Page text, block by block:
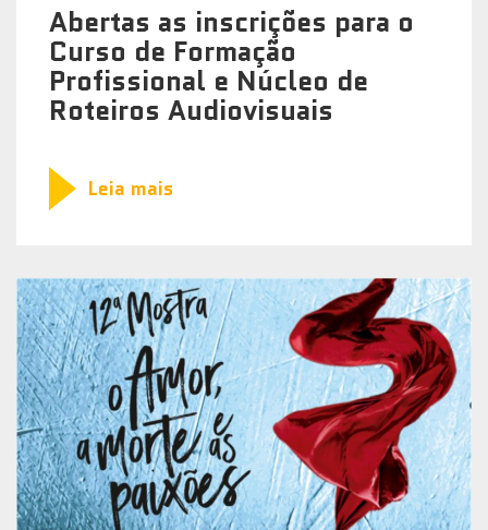
Abertas as inscrições para o
Curso de Formação
Profissional e Núcleo de
Roteiros Audiovisuais
Leia mais